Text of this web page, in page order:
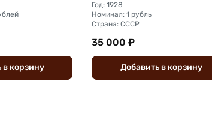
вкорзину
Год: 1928
Номинал: 1 рубль
Страна: СССР
35 000 ₽
Добавить вкорзину